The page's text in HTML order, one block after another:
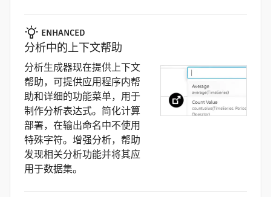
ENHANCED
分析中的上下文帮助
分析生成器现在提供上下文
帮助，可提供应用程序内帮
助和详细的功能菜单，用于
制作分析表达式。简化计算
部署，在输出命名中不使用
特殊字符。增强分析，帮助
发现相关分析功能并将其应
用于数据集。